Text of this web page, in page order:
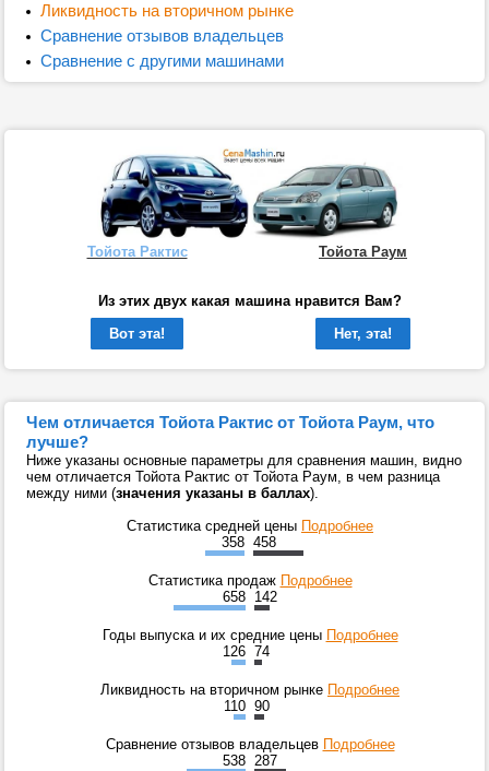
Ликвидность на вторичном рынке
Сравнение отзывов владельцев
Сравнение с другими машинами
Тойота Рактис Тойота Раум
Из этих двух какая машина нравится Вам?
Вот эта!
Нет, эта!
Чем отличается Тойота Рактис от Тойота Раум, что
лучше?
Ниже указаны основные параметры для сравнения машин, видно
чем отличается Тойота Рактис от Тойота Раум, в чем разница
между ними (значения указаны в баллах).
Статистика средней цены Подробнее
358 458
Статистика продаж Подробнее
658 142
Годы выпуска и их средние цены Подробнее
126 74
Ликвидность на вторичном рынке Подробнее
110 90
Сравнение отзывов владельцев Подробнее
538 287